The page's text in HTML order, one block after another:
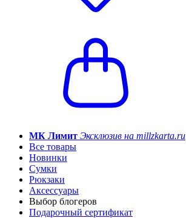
МК Лимит Эксклюзив на millzkarta.ru
Все товары
Новинки
Сумки
Рюкзаки
Аксессуары
Выбор блогеров
Подарочный сертификат